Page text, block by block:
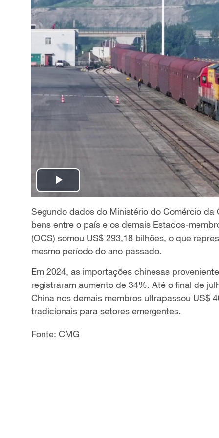
P
l
a
y
V
i
Segundo dados do Ministério do Comércio
bens entre o país e os demais Estados-
(OCS) somou US$ 293,18 bilhões, o que
mesmo período do ano passado.
Em 2024, as importações chinesas
registraram aumento de 34%. Até o final de
China nos demais membros ultrapassou US$
tradicionais para setores emergentes.
Fonte: CMG